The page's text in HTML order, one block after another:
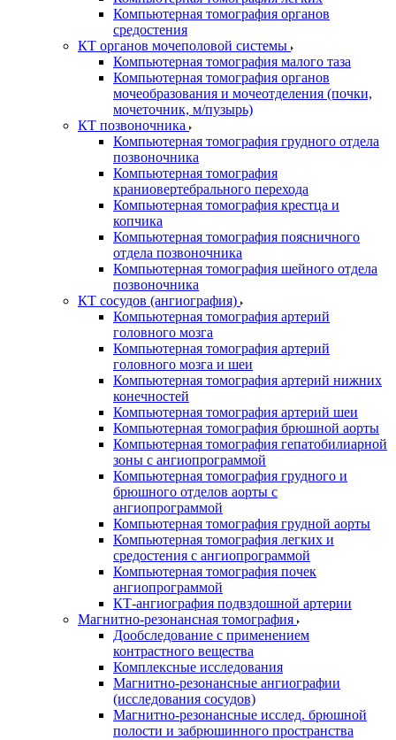
Компьютерная томография органов
средостения
КТ органов мочеполовой системы
Компьютерная томография малого таза
Компьютерная томография органов
мочеобразования и мочеотделения (почки,
мочеточник, м/пузырь)
КТ позвоночника
Компьютерная томография грудного отдела
позвоночника
Компьютерная томография
краниовертебрального перехода
Компьютерная томография крестца и
копчика
Компьютерная томография поясничного
отдела позвоночника
Компьютерная томография шейного отдела
позвоночника
КТ сосудов (ангиография)
Компьютерная томография артерий
головного мозга
Компьютерная томография артерий
головного мозга и шеи
Компьютерная томография артерий нижних
конечностей
Компьютерная томография артерий шеи
Компьютерная томография брюшной аорты
Компьютерная томография гепатобилиарной
зоны с ангиопрограммой
Компьютерная томография грудного и
брюшного отделов аорты с
ангиопрограммой
Компьютерная томография грудной аорты
Компьютерная томография легких и
средостения с ангиопрограммой
Компьютерная томография почек
ангиопрограммой
КТ-ангиография подвздошной артерии
Магнитно-резонансная томография
Дообследование с применением
контрастного вещества
Комплексные исследования
Магнитно-резонансные ангиографии
(исследования сосудов)
Магнитно-резонансные исслед. брюшной
полости и забрюшинного пространства